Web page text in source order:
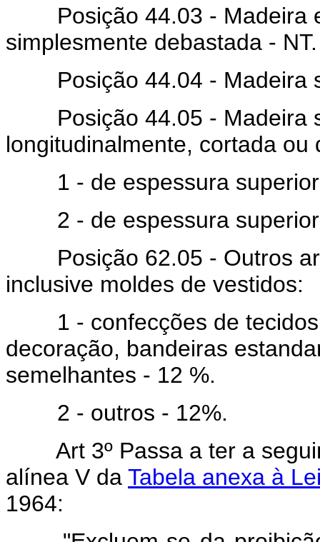
Posição 44.03 - Madeira
simplesmente debastada - NT.
Posição 44.04 - Madeira
Posição 44.05 - Madeira
longitudinalmente, cortada ou
1 - de espessura superior
2 - de espessura superior
Posição 62.05 - Outros
inclusive moldes de vestidos:
1 - confecções de tecidos
decoração, bandeiras
semelhantes - 12 %.
2 - outros - 12%.
Art 3º Passa a ter a
alínea V da Tabela anexa à
1964: